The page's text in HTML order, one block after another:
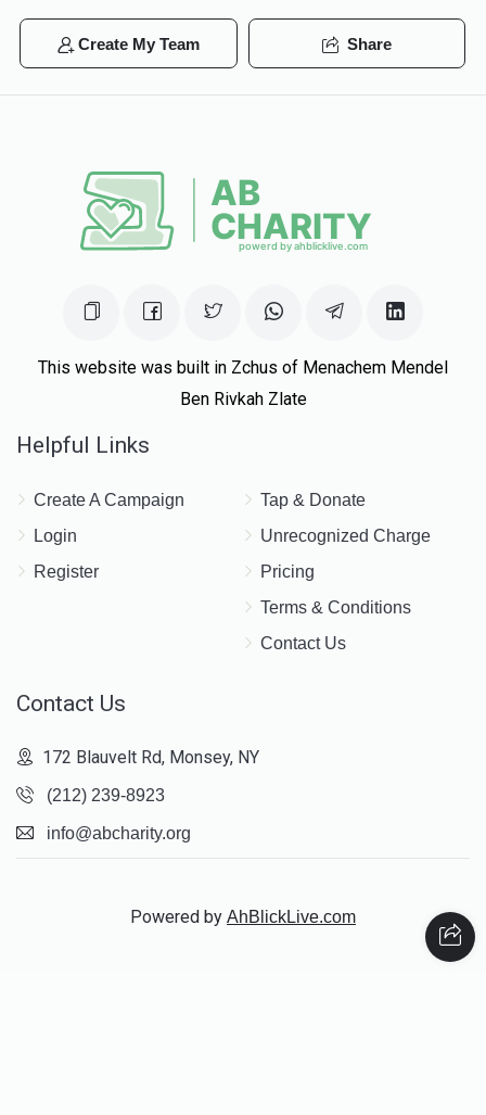
Create My Team Share
This website was built in Zchus of Menachem Mendel
Ben Rivkah Zlate
Helpful Links
Create A Campaign
Login
Register
Tap & Donate
Unrecognized Charge
Pricing
Terms & Conditions
Contact Us
Contact Us
172 Blauvelt Rd, Monsey, NY
(212) 239-8923
info@abcharity.org
Powered by AhBlickLive.com